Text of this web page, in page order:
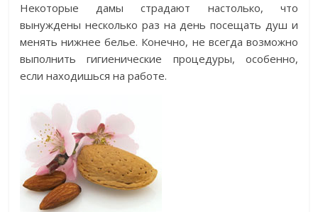
Некоторые дамы страдают настолько, что
вынуждены несколько раз на день посещать душ и
менять нижнее белье. Конечно, не всегда возможно
выполнить гигиенические процедуры, особенно,
если находишься на работе.